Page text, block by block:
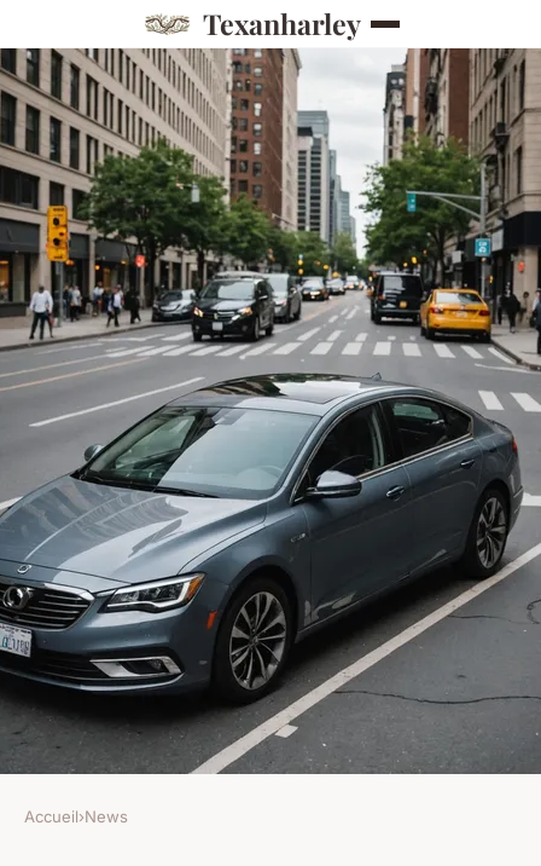
Texanharley
Accueil›News